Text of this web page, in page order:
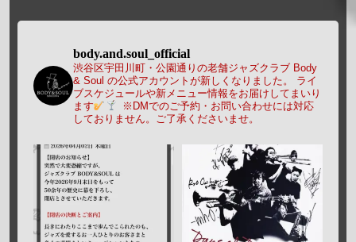
body.and.soul_official
渋谷区宇田川町・公園通りの老舗ジャズクラブ Body
& Soul の公式アカウントが新しくなりました。
ライ
ブスケジュールや新メニュー情報をお届けしてまいり
ます
※DMでのご予約・お問い合わせには対応
しておりません。ご了承くださいませ。